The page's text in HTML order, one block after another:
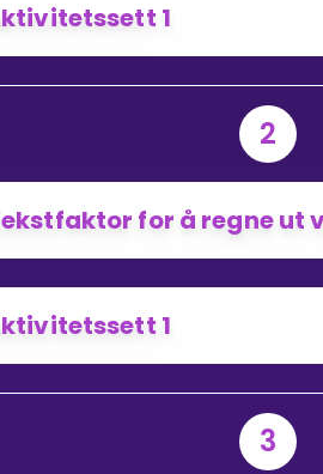
1
2
for å regne ut
1
3